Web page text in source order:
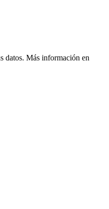
datos. Más información en